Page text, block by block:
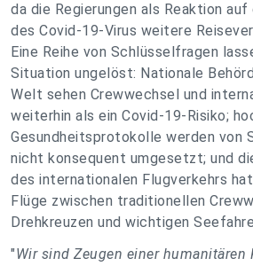
da die Regierungen als Reaktion
des Covid-19-Virus weitere
Eine Reihe von Schlüsselfragen
Situation ungelöst: Nationale
Welt sehen Crewwechsel und
weiterhin als ein Covid-19-Risiko;
Gesundheitsprotokolle werden von
nicht konsequent umgesetzt; und
des internationalen Flugverkehrs
Flüge zwischen traditionellen
Drehkreuzen und wichtigen
"Wir sind Zeugen einer humanitären